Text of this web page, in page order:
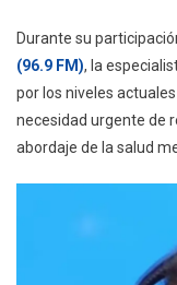
Durante su
(96.9 FM), la
por los niveles
necesidad urgente de
abordaje de la salud